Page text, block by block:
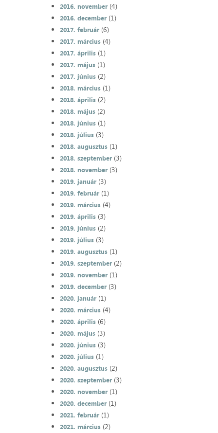
2016. november(4)
2016. december(1)
2017. február(6)
2017. március(4)
2017. április(1)
2017. május(1)
2017. június(2)
2018. március(1)
2018. április(2)
2018. május(2)
2018. június(1)
2018. július(3)
2018. augusztus(1)
2018. szeptember(3)
2018. november(3)
2019. január(3)
2019. február(1)
2019. március(4)
2019. április(3)
2019. június(2)
2019. július(3)
2019. augusztus(1)
2019. szeptember(2)
2019. november(1)
2019. december(3)
2020. január(1)
2020. március(4)
2020. április(6)
2020. május(3)
2020. június(3)
2020. július(1)
2020. augusztus(2)
2020. szeptember(3)
2020. november(1)
2020. december(1)
2021. február(1)
2021. március(2)